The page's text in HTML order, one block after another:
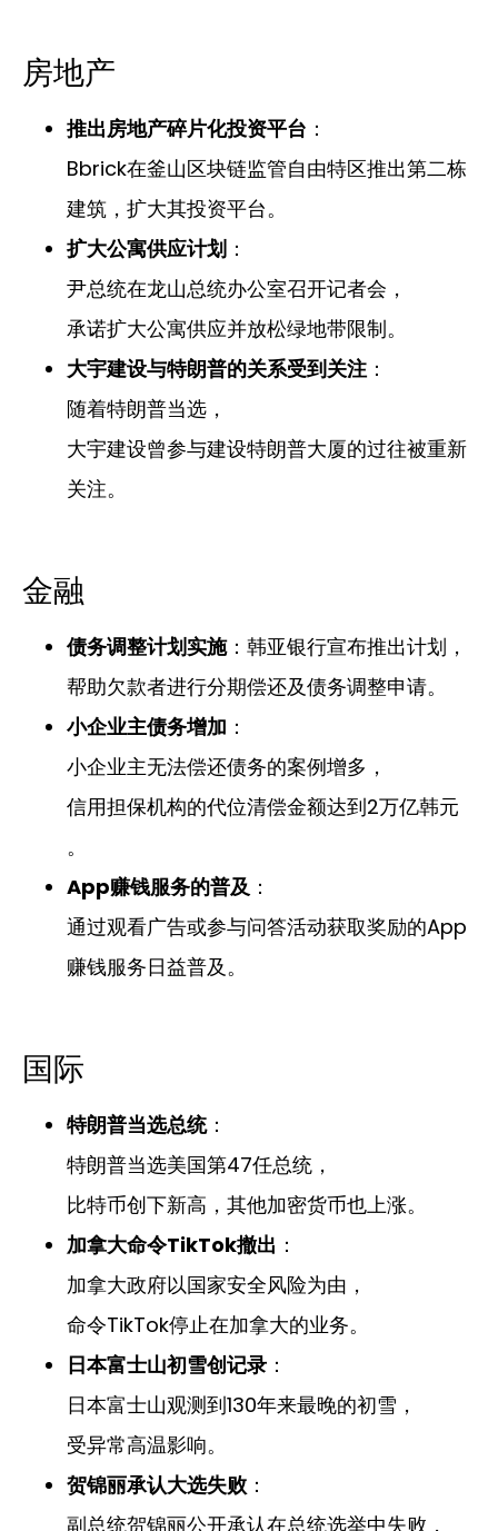
房地产
推出房地产碎片化投资平台 ：
Bbrick在釜山区块链监管自由特区推出第二栋
建筑，扩大其投资平台。
扩大公寓供应计划 ：
尹总统在龙山总统办公室召开记者会，
承诺扩大公寓供应并放松绿地带限制。
大宇建设与特朗普的关系受到关注：
随着特朗普当选，
大宇建设曾参与建设特朗普大厦的过往被重新
关注。
金融
债务调整计划实施：韩亚银行宣布推出计划，
帮助欠款者进行分期偿还及债务调整申请。
小企业主债务增加 ：
小企业主无法偿还债务的案例增多，
信用担保机构的代位清偿金额达到2万亿韩元
。
App赚钱服务的普及：
通过观看广告或参与问答活动获取奖励的App
赚钱服务日益普及。
国际
特朗普当选总统：
特朗普当选美国第47任总统，
比特币创下新高，其他加密货币也上涨。
加拿大命令TikTok撤出 ：
加拿大政府以国家安全风险为由，
命令TikTok停止在加拿大的业务。
日本富士山初雪创记录 ：
日本富士山观测到130年来最晚的初雪，
受异常高温影响。
贺锦丽承认大选失败 ：
副总统贺锦丽公开承认在总统选举中失败，